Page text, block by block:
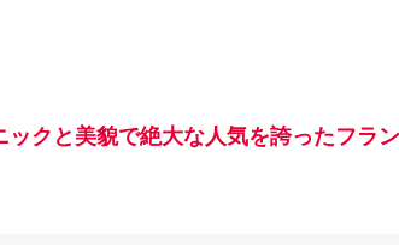
クと美貌で絶大な人気を誇ったフラ